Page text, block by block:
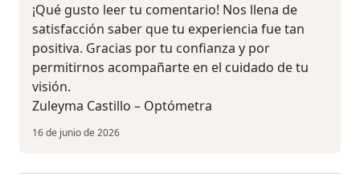
¡Qué gusto leer tu comentario! Nos llena de
satisfacción saber que tu experiencia fue tan
positiva. Gracias por tu confianza y por
permitirnos acompañarte en el cuidado de tu
visión.
Zuleyma Castillo – Optómetra
16 de junio de 2026